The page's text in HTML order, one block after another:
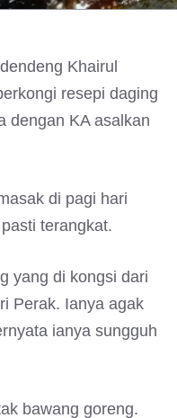
Khairul
resepi daging
dengan KA asalkan
di pagi hari
terangkat.
yang di kongsi dari
Perak. Ianya agak
ianya sungguh
bawang goreng.